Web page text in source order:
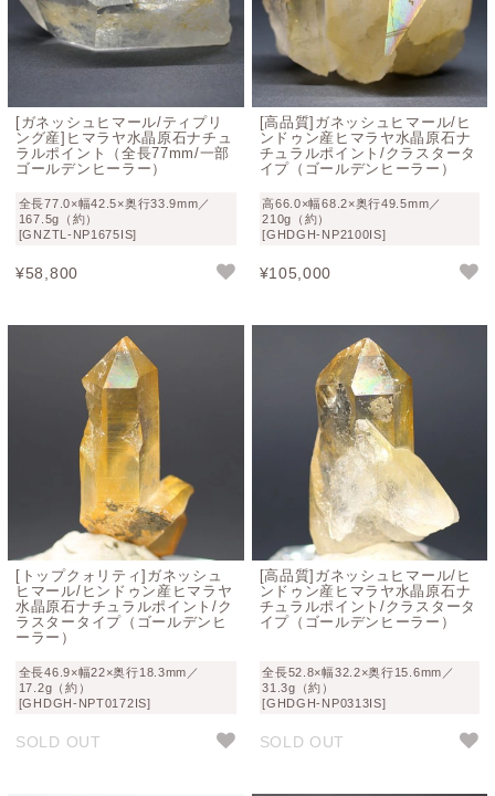
[ガネッシュヒマール/ティプリ
ング産]ヒマラヤ水晶原石ナチュ
ラルポイント（全長77mm/一部
ゴールデンヒーラー）
全長77.0×幅42.5×奥行33.9mm／
167.5g（約）
[GNZTL-NP1675IS]
¥58,800
[高品質]ガネッシュヒマール/ヒ
ンドゥン産ヒマラヤ水晶原石ナ
チュラルポイント/クラスタータ
イプ（ゴールデンヒーラー）
高66.0×幅68.2×奥行49.5mm／
210g（約）
[GHDGH-NP2100IS]
¥105,000
[トップクォリティ]ガネッシュ
ヒマール/ヒンドゥン産ヒマラヤ
水晶原石ナチュラルポイント/ク
ラスタータイプ（ゴールデンヒ
ーラー）
全長46.9×幅22×奥行18.3mm／
17.2g（約）
[GHDGH-NPT0172IS]
SOLD OUT
[高品質]ガネッシュヒマール/ヒ
ンドゥン産ヒマラヤ水晶原石ナ
チュラルポイント/クラスタータ
イプ（ゴールデンヒーラー）
全長52.8×幅32.2×奥行15.6mm／
31.3g（約）
[GHDGH-NP0313IS]
SOLD OUT